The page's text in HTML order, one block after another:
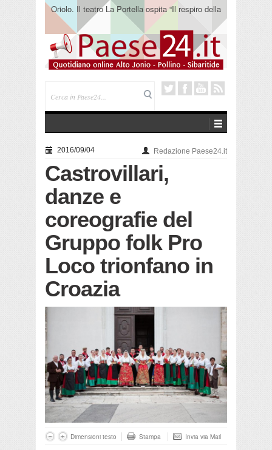
Oriolo. Il teatro La Portella ospita “Il respiro della
terra” del collettivo 365
2016/09/04 Redazione Paese24.it
Castrovillari,
danze e
coreografie del
Gruppo folk Pro
Loco trionfano in
Croazia
Dimensioni testo Stampa Invia via Mail